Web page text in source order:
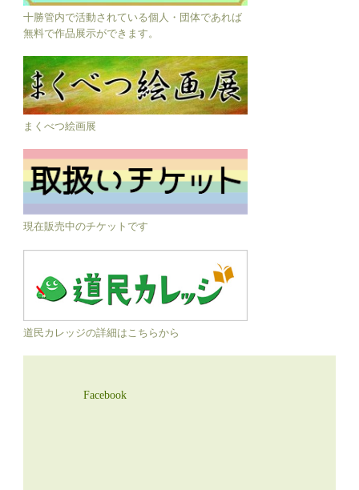
十勝管内で活動されている個人・団体であれば
無料で作品展示ができます。
まくべつ絵画展
現在販売中のチケットです
道民カレッジの詳細はこちらから
Facebook